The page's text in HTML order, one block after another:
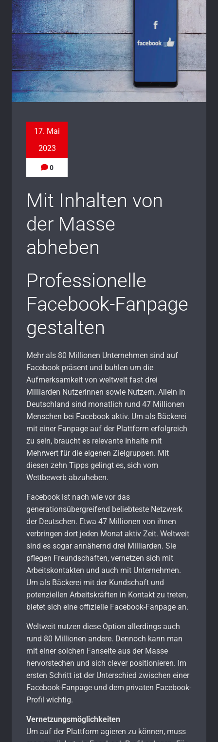
17. Mai
2023
0
Mit Inhalten von
der Masse
abheben
Professionelle
Facebook-Fanpage
gestalten
Mehr als 80 Millionen Unternehmen sind auf
Facebook präsent und buhlen um die
Aufmerksamkeit von weltweit fast drei
Milliarden Nutzerinnen sowie Nutzern. Allein in
Deutschland sind monatlich rund 47 Millionen
Menschen bei Facebook aktiv. Um als Bäckerei
mit einer Fanpage auf der Plattform erfolgreich
zu sein, braucht es relevante Inhalte mit
Mehrwert für die eigenen Zielgruppen. Mit
diesen zehn Tipps gelingt es, sich vom
Wettbewerb abzuheben.
Facebook ist nach wie vor das
generationsübergreifend beliebteste Netzwerk
der Deutschen. Etwa 47 Millionen von ihnen
verbringen dort jeden Monat aktiv Zeit. Weltweit
sind es sogar annähernd drei Milliarden. Sie
pflegen Freundschaften, vernetzen sich mit
Arbeitskontakten und auch mit Unternehmen.
Um als Bäckerei mit der Kundschaft und
potenziellen Arbeitskräften in Kontakt zu treten,
bietet sich eine offizielle Facebook-Fanpage an.
Weltweit nutzen diese Option allerdings auch
rund 80 Millionen andere. Dennoch kann man
mit einer solchen Fanseite aus der Masse
hervorstechen und sich clever positionieren. Im
ersten Schritt ist der Unterschied zwischen einer
Facebook-Fanpage und dem privaten Facebook-
Profil wichtig.
Vernetzungsmöglichkeiten
Um auf der Plattform agieren zu können, muss